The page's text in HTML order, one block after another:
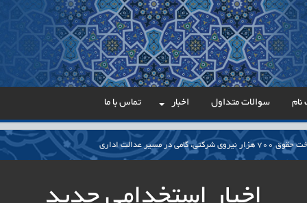
نام سوالات متداول اخبار تماس با ما
در مسیر عدالت اداری